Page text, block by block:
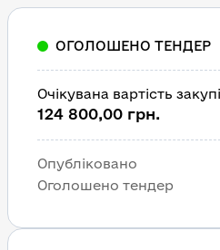
ОГОЛОШЕНО ТЕНДЕР
Очікувана вартість
124 800,00 грн.
Опубліковано
Оголошено тендер